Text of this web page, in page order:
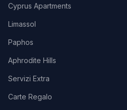
Cyprus Apartments
Limassol
Paphos
Aphrodite Hills
Servizi Extra
Carte Regalo